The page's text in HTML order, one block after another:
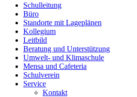
Schulleitung
Büro
Standorte mit Lageplänen
Kollegium
Leitbild
Beratung und Unterstützung
Umwelt- und Klimaschule
Mensa und Cafeteria
Schulverein
Service
Kontakt